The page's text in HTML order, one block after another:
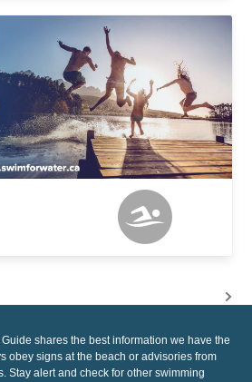
shares the best information we have the
obey signs at the beach or advisories from
Stay alert and check for other swimming